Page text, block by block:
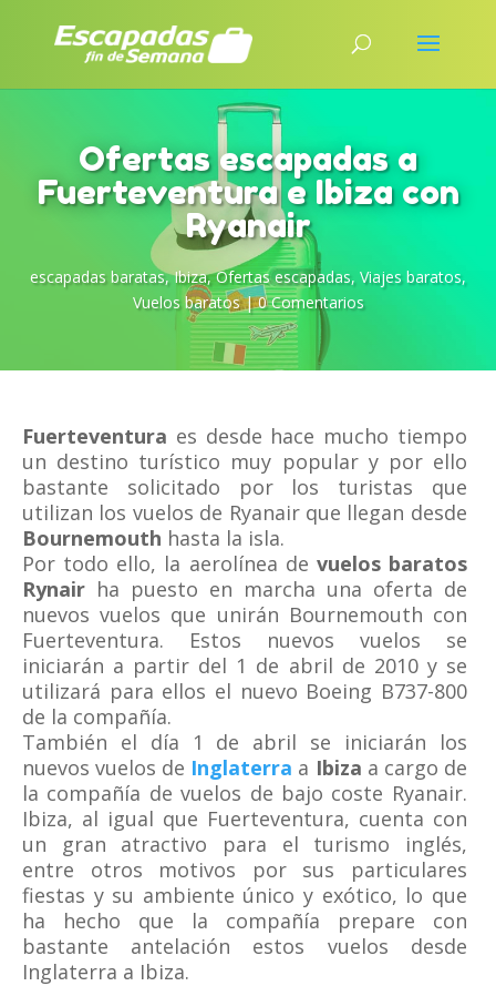
Ofertas escapadas a
Fuerteventura e Ibiza con
Ryanair
escapadas baratas,Ibiza,Ofertas escapadas, Viajes baratos,
Vuelos baratos|0 Comentarios
Fuerteventura es desde hace mucho tiempo
un destino turístico muy popular y por ello
bastante solicitado por los turistas que
utilizan los vuelos de Ryanair que llegan desde
Bournemouth hasta la isla.
Por todo ello, la aerolínea de vuelos baratos
Rynair ha puesto en marcha una oferta de
nuevos vuelos que unirán Bournemouth con
Fuerteventura. Estos nuevos vuelos se
iniciarán a partir del 1 de abril de 2010 y se
utilizará para ellos el nuevo Boeing B737-800
de la compañía.
También el día 1 de abril se iniciarán los
nuevos vuelos de Inglaterra a Ibiza a cargo de
la compañía de vuelos de bajo coste Ryanair.
Ibiza, al igual que Fuerteventura, cuenta con
un gran atractivo para el turismo inglés,
entre otros motivos por sus particulares
fiestas y su ambiente único y exótico, lo que
ha hecho que la compañía prepare con
bastante antelación estos vuelos desde
Inglaterra a Ibiza.